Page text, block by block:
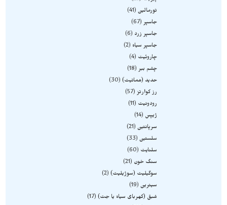
تورمالین 41
جاسپر 67
جاسپر زرد
6
جاسپر سیاه
2
چاروئیت
4
چشم ببر 18
حدید (هماتیت) 30
رز کوارتز 57
رودونیت
11
ژیپس
14
سرپانتین 21
سلستین 33
سلنایت
60
سنگ خون
21
سوگیلیت (سوژیلیت) 2
سیترین 19
شبق (کهربای سیاه یا جت) 17